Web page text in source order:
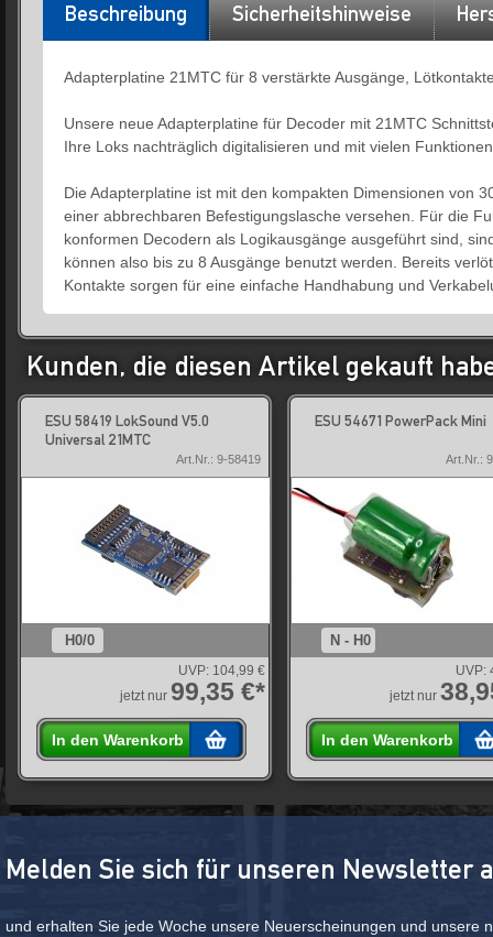
Beschreibung Sicherheitshinweise
Adapterplatine 21MTC für 8 verstärkte Ausgänge,
Unsere neue Adapterplatine für Decoder mit 21MTC
Ihre Loks nachträglich digitalisieren und mit vielen
Die Adapterplatine ist mit den kompakten Dimensionen von
einer abbrechbaren Befestigungslasche versehen. Für die
konformen Decodern als Logikausgänge ausgeführt sind,
können also bis zu 8 Ausgänge benutzt werden. Bereits
Kontakte sorgen für eine einfache Handhabung und
Kunden, die diesen Artikel gekauft
ESU 58419 LokSound V5.0
Universal 21MTC
Art.Nr.: 9-58419
H0/0
UVP: 104,99 €
jetzt nur 99,35 €*
In den Warenkorb
ESU 54671 PowerPack Mini
Art.Nr.:
N - H0
UVP:
jetzt nur
In den Warenkorb
Melden Sie sich für unseren Newsletter
und erhalten Sie jede Woche unsere Neuerscheinungen und unsere